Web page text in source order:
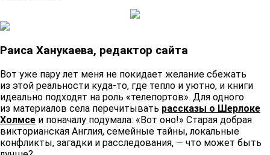
Раиса Ханукаева, редактор сайта
Вот уже пару лет меня не покидает желание сбежать
из этой реальности куда-то, где тепло и уютно, и книги
идеально подходят на роль «телепортов». Для одного
из материалов села перечитывать рассказы о Шерлоке
Холмсе и поначалу подумала: «Вот оно!» Старая добрая
викторианская Англия, семейные тайны, локальные
конфликты, загадки и расследования, — что может быть